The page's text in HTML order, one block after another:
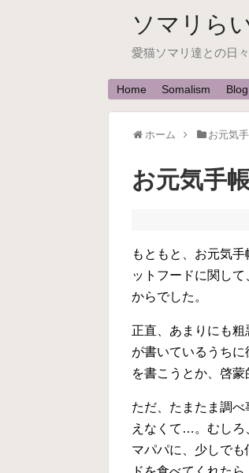
ソマリら
愛猫ソマリ達との日
Home Somalism
ホーム お元気
お元気手
もともと、お元気
ットフードに関し
からでした。
正直、あまりにも
が書いているうち
を書こうとか、啓蒙
ただ、たまたま調
えなくて…。むしろ
マパパに、少しで